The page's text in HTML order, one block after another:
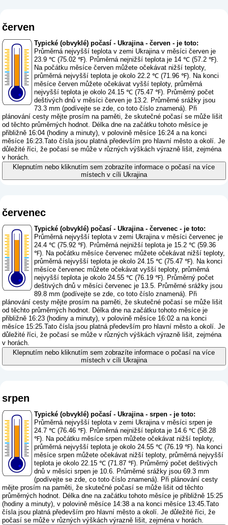
červen
Typické (obvyklé) počasí - Ukrajina - červen - je toto:
Průměrná nejvyšší teplota v zemi Ukrajina v měsíci červen je
23.9 ℃ (75.02 ℉). Průměrná nejnižší teplota je 14 ℃ (57.2 ℉).
Na počátku měsíce červen můžete očekávat nižší teploty,
průměrná nejvyšší teplota je okolo 22.2 ℃ (71.96 ℉). Na konci
měsíce červen můžete očekávat vyšší teploty, průměrná
nejvyšší teplota je okolo 24.15 ℃ (75.47 ℉). Průměrný počet
deštivých dnů v měsíci červen je 13.2. Průměrné srážky jsou
73.3 mm (podívejte se zde, co toto číslo znamená). Při
plánování cesty mějte prosím na paměti, že skutečné počasí se může lišit
od těchto průměrných hodnot. Délka dne na začátku tohoto měsíce je
přibližně 16:04 (hodiny a minuty), v polovině měsíce 16:24 a na konci
měsíce 16:23.Tato čísla jsou platná především pro hlavní město a okolí. Je
důležité říci, že počasí se může v různých výškách výrazně lišit, zejména
v horách.
Klepnutím nebo kliknutím sem zobrazíte informace o počasí na více
místech v cíli Ukrajina
červenec
Typické (obvyklé) počasí - Ukrajina - červenec - je toto:
Průměrná nejvyšší teplota v zemi Ukrajina v měsíci červenec je
24.4 ℃ (75.92 ℉). Průměrná nejnižší teplota je 15.2 ℃ (59.36
℉). Na počátku měsíce červenec můžete očekávat nižší teploty,
průměrná nejvyšší teplota je okolo 24.15 ℃ (75.47 ℉). Na konci
měsíce červenec můžete očekávat vyšší teploty, průměrná
nejvyšší teplota je okolo 24.55 ℃ (76.19 ℉). Průměrný počet
deštivých dnů v měsíci červenec je 13.5. Průměrné srážky jsou
89.8 mm (podívejte se zde, co toto číslo znamená). Při
plánování cesty mějte prosím na paměti, že skutečné počasí se může lišit
od těchto průměrných hodnot. Délka dne na začátku tohoto měsíce je
přibližně 16:23 (hodiny a minuty), v polovině měsíce 16:02 a na konci
měsíce 15:25.Tato čísla jsou platná především pro hlavní město a okolí. Je
důležité říci, že počasí se může v různých výškách výrazně lišit, zejména
v horách.
Klepnutím nebo kliknutím sem zobrazíte informace o počasí na více
místech v cíli Ukrajina
srpen
Typické (obvyklé) počasí - Ukrajina - srpen - je toto:
Průměrná nejvyšší teplota v zemi Ukrajina v měsíci srpen je
24.7 ℃ (76.46 ℉). Průměrná nejnižší teplota je 14.6 ℃ (58.28
℉). Na počátku měsíce srpen můžete očekávat nižší teploty,
průměrná nejvyšší teplota je okolo 24.55 ℃ (76.19 ℉). Na konci
měsíce srpen můžete očekávat nižší teploty, průměrná nejvyšší
teplota je okolo 22.15 ℃ (71.87 ℉). Průměrný počet deštivých
dnů v měsíci srpen je 10.6. Průměrné srážky jsou 69.3 mm
(podívejte se zde, co toto číslo znamená). Při plánování cesty
mějte prosím na paměti, že skutečné počasí se může lišit od těchto
průměrných hodnot. Délka dne na začátku tohoto měsíce je přibližně 15:25
(hodiny a minuty), v polovině měsíce 14:38 a na konci měsíce 13:45.Tato
čísla jsou platná především pro hlavní město a okolí. Je důležité říci, že
počasí se může v různých výškách výrazně lišit, zejména v horách.